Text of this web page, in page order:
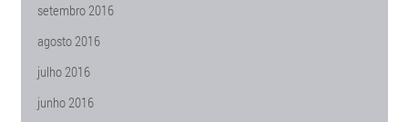
setembro 2016
agosto 2016
julho 2016
junho 2016